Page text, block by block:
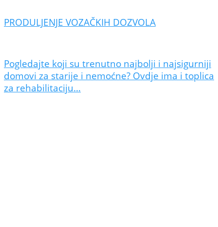
PRODULJENJE VOZAČKIH DOZVOLA
Pogledajte koji su trenutno najbolji i najsigurniji
domovi za starije i nemoćne? Ovdje ima i toplica
za rehabilitaciju…